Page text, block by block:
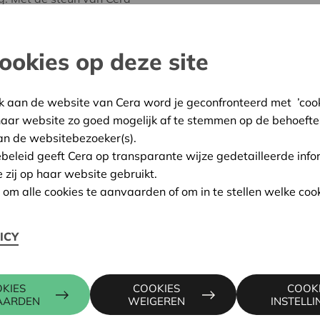
spelmateriaal
stimuleert de
speelkansen.
07/10/2024
Goedgekeurd
LEUVEN
KRISTIEN
016 27 96
op deze site
aan de website van Cera word je geconfronteerd met
website zo goed mogelijk af te stemmen op de
de websitebezoeker(s).
geeft Cera op transparante wijze gedetailleerde
zij op haar website gebruikt.
om alle cookies te aanvaarden of om in te stellen welke
COOKIES
WEIGEREN